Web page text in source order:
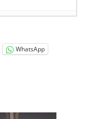
Bustul
din Iași
WhatsApp